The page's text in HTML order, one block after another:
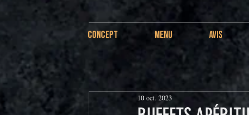
CONCEPT MENU AVIS
10 oct. 2023